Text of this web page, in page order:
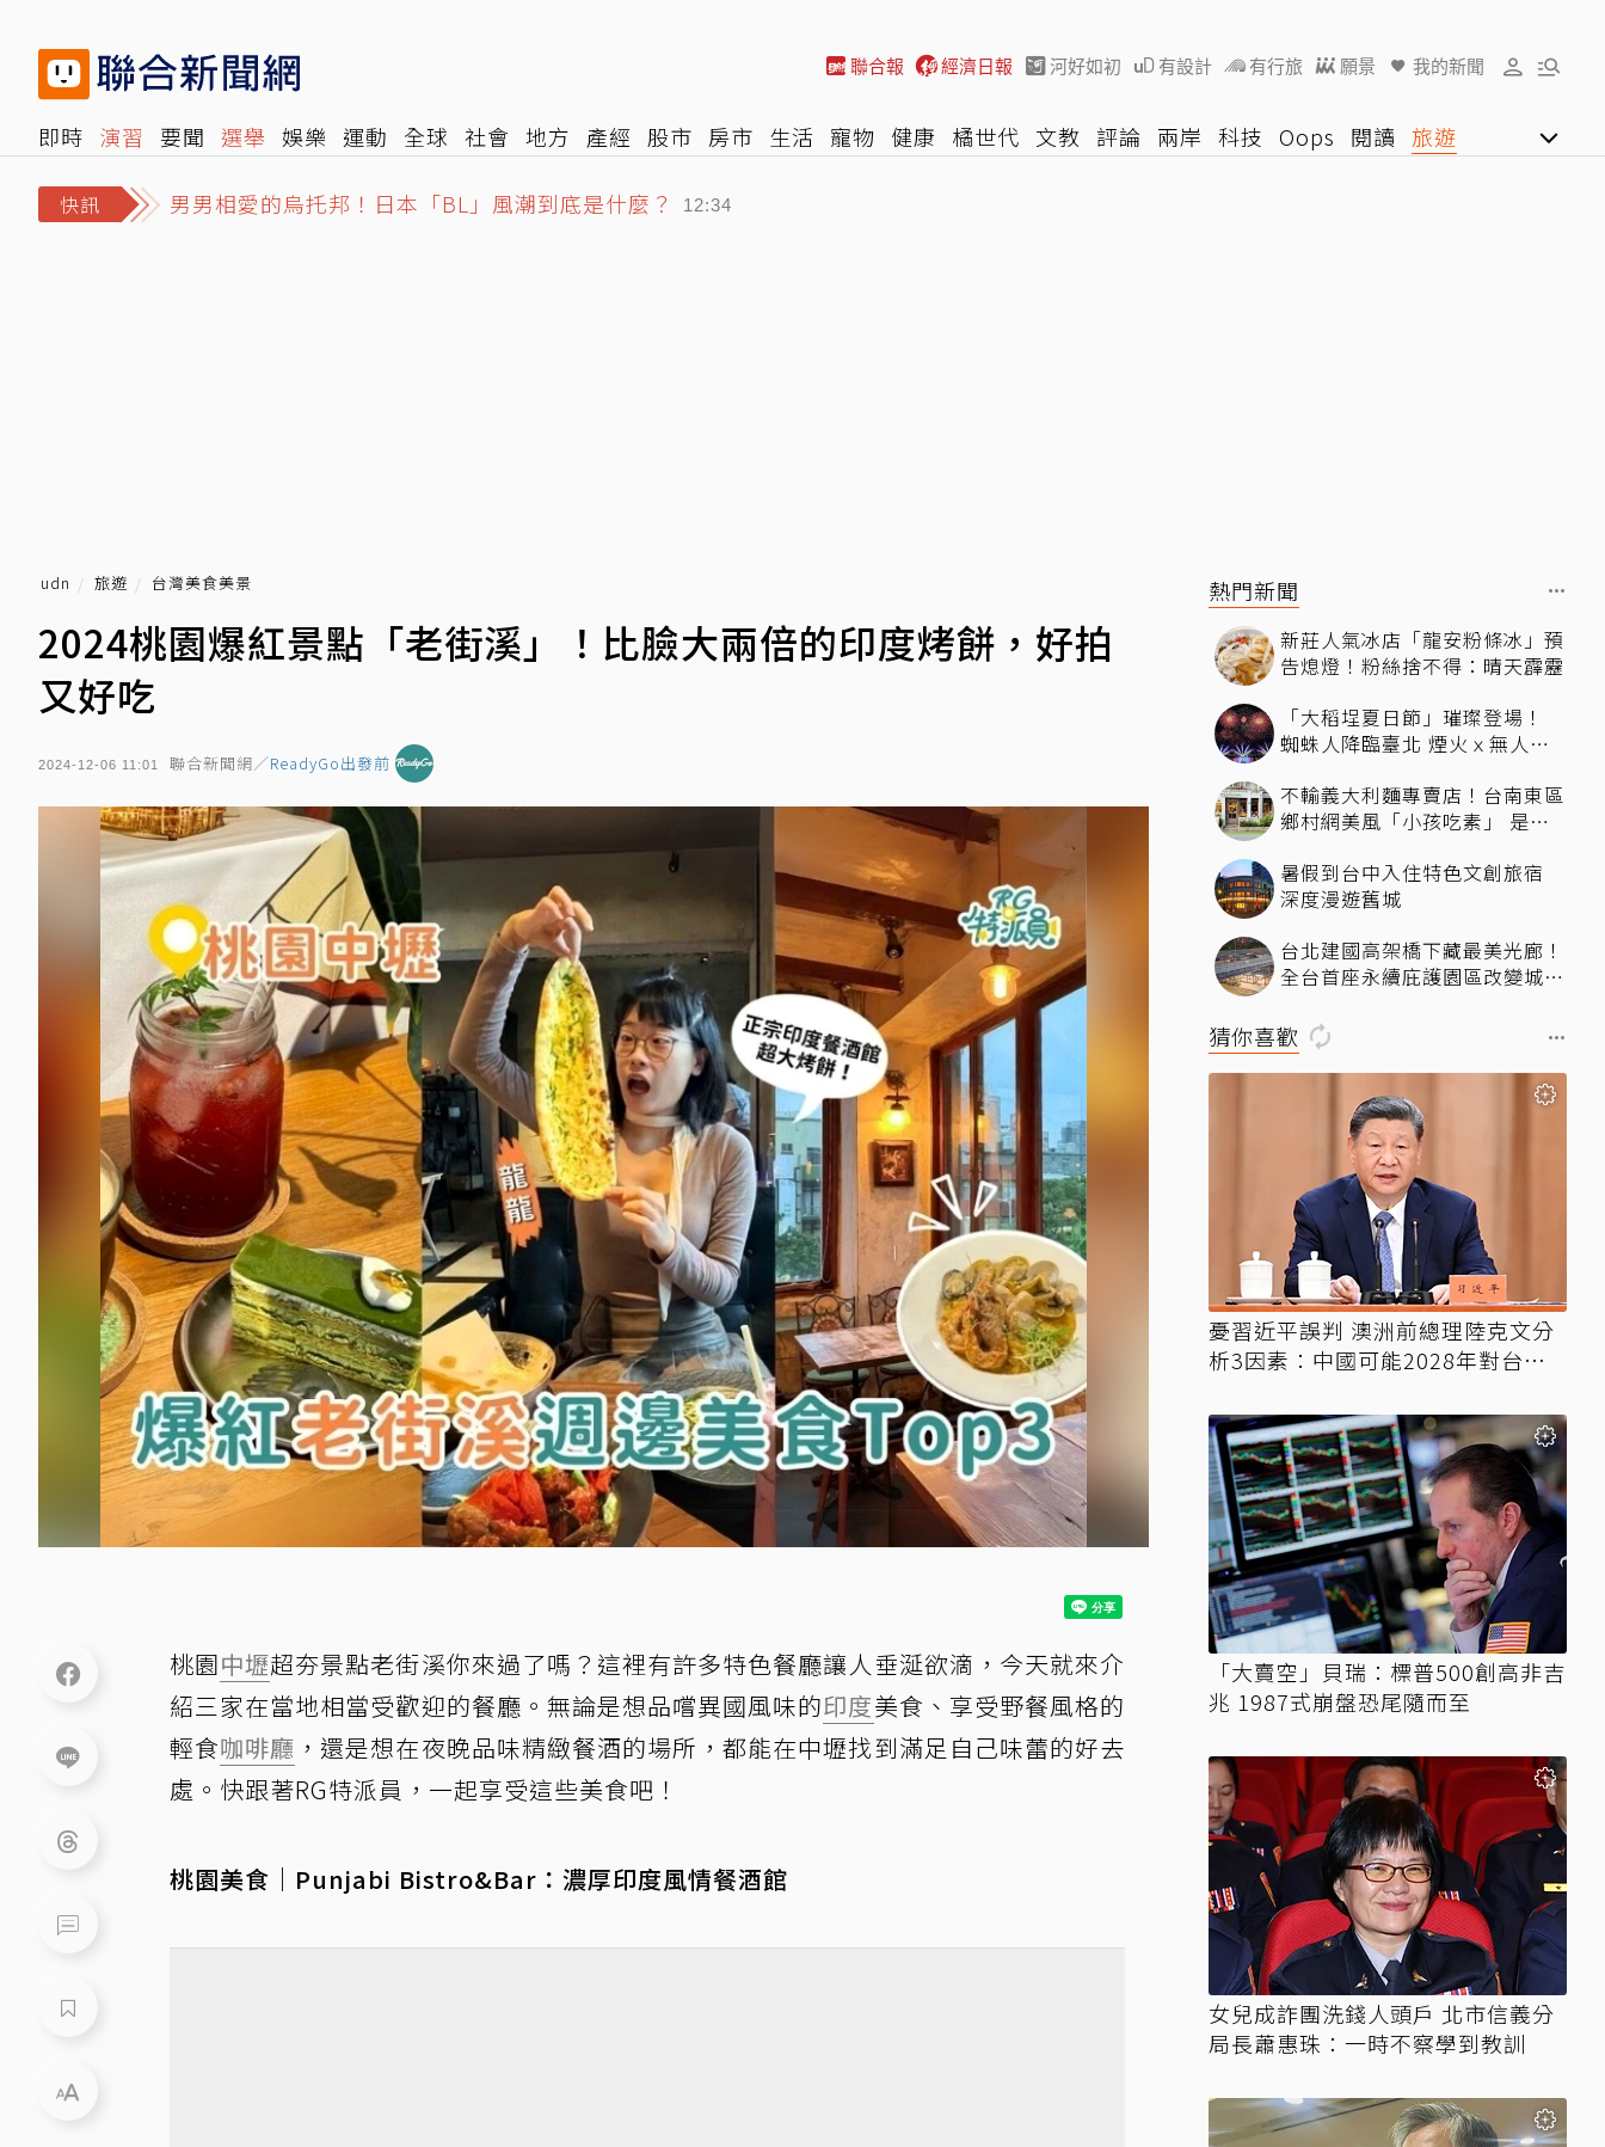
聯合報 經濟日報 河好如初 有設計 有行旅 願景 我的新聞
即時 演習 要聞 選舉 娛樂 運動 全球 社會 地方 產經 股市 房市 生活 寵物 健康 橘世代 文教 評論 兩岸 科技 Oops 閱讀 旅遊
快訊
男男相愛的烏托邦！日本「BL」風潮到底是什麼？
中聯油下架會議紀錄「C專家」說話了 訂20%是製造問題非解決問題
udn 旅遊 台灣美食美景
2024桃園爆紅景點「老街溪」！比臉大兩倍的印度烤餅，好拍
又好吃
2024-12-06 11:01 聯合新聞網／ReadyGo出發前
桃園中壢超夯景點老街溪你來過了嗎？這裡有許多特色餐廳讓人垂涎欲滴，今天就來介
紹三家在當地相當受歡迎的餐廳。無論是想品嚐異國風味的印度美食、享受野餐風格的
輕食咖啡廳 ，還是想在夜晚品味精緻餐酒的場所，都能在中壢找到滿足自己味蕾的好去
處。快跟著RG特派員，一起享受這些美食吧！
桃園美食｜Punjabi Bistro&Bar：濃厚印度風情餐酒館
熱門新聞
新莊人氣冰店「龍安粉條冰」預
告熄燈！粉絲捨不得：晴天霹靂
「大稻埕夏日節」璀璨登場！
蜘蛛人降臨臺北 煙火ｘ無人機
不輸義大利麵專賣店！台南東區
鄉村網美風「小孩吃素」 是一
暑假到台中入住特色文創旅宿
深度漫遊舊城
台北建國高架橋下藏最美光廊！
全台首座永續庇護園區改變城市
猜你喜歡
憂習近平誤判 澳洲前總理陸克文分
析3因素：中國可能2028年對台動
「大賣空」貝瑞：標普500創高非吉
兆 1987式崩盤恐尾隨而至
女兒成詐團洗錢人頭戶 北市信義分
局長蕭惠珠：一時不察學到教訓